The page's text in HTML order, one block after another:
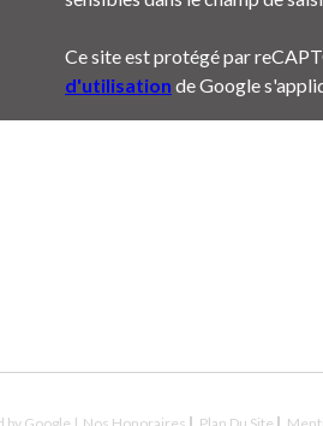
Ce site est protégé par
d'utilisation de Google